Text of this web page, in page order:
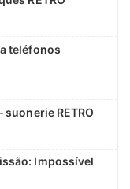
teléfonos
RETRO
Impossível